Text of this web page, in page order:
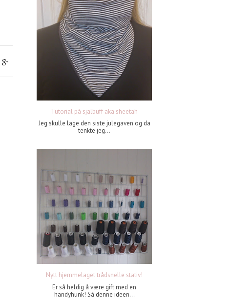
Tutorial på sjalbuff aka sheetah
Jeg skulle lage den siste julegaven og da
tenkte jeg...
Nytt hjemmelaget trådsnelle stativ!
Er så heldig å være gift med en
handyhunk! Så denne ideen...